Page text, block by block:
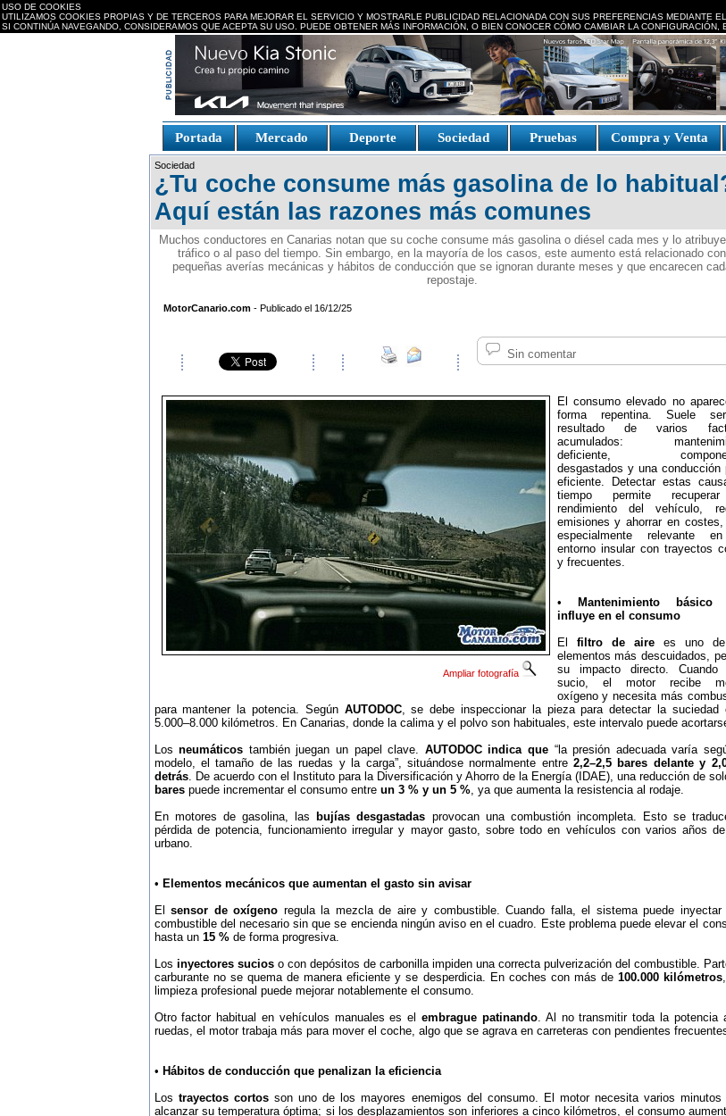
USO DE COOKIES
UTILIZAMOS COOKIES PROPIAS Y DE TERCEROS PARA MEJORAR EL SERVICIO Y MOSTRARLE PUBLICIDAD RELACIONADA CON SUS PREFERENCIAS MEDIANTE
SI CONTINÚA NAVEGANDO, CONSIDERAMOS QUE ACEPTA SU USO. PUEDE OBTENER MÁS INFORMACIÓN, O BIEN CONOCER CÓMO CAMBIAR LA CONFIGURACIÓN,
Portada Mercado Deporte Sociedad Pruebas Compra y Venta
Fake Watches
Sociedad
¿Tu coche consume más gasolina de lo
Aquí están las razones más comunes
Muchos conductores en Canarias notan que su coche consume más gasolina o diésel cada mes y lo
tráfico o al paso del tiempo. Sin embargo, en la mayoría de los casos, este aumento está relacionado con
pequeñas averías mecánicas y hábitos de conducción que se ignoran durante meses y que encarecen
repostaje.
MotorCanario.com- Publicado el 16/12/25
Sin comentar
Ampliar fotografía
El consumo elevado no
forma repentina. Suele
resultado de varios
acumulados:
deficiente,
desgastados y una conducción
eficiente. Detectar estas
tiempo permite
rendimiento del vehículo,
emisiones y ahorrar en costes,
especialmente relevante
entorno insular con trayectos
y frecuentes.
•
Mantenimiento básico
influye en el consumo
El filtro de airees uno
elementos más descuidados,
su impacto directo. Cuando
sucio, el motor recibe
oxígeno y necesita más
para mantener la potencia. Según AUTODOC, se debe inspeccionar la pieza para detectar la suciedad
5.000–8.000 kilómetros. En Canarias, donde la calima y el polvo son habituales, este intervalo puede
Losneumáticos también juegan un papel clave. AUTODOC indica que“la presión adecuada varía
modelo, el tamaño de las ruedas y la carga”, situándose normalmente entre 2,2–2,5 bares delante y
detrás. De acuerdo con el Instituto para la Diversificación y Ahorro de la Energía (IDAE), una reducción de
barespuede incrementar el consumo entre un 3 % y un 5 %, ya que aumenta la resistencia al rodaje.
En motores de gasolina, las
bujías desgastadas provocan una combustión incompleta. Esto se
pérdida de potencia, funcionamiento irregular y mayor gasto, sobre todo en vehículos con varios años
urbano.
• Elementos mecánicos que aumentan el gasto sin avisar
Elsensor de oxígeno regula la mezcla de aire y combustible. Cuando falla, el sistema puede inyectar
combustible del necesario sin que se encienda ningún aviso en el cuadro. Este problema puede elevar el
hasta un 15 %de forma progresiva.
Los inyectores sucioso con depósitos de carbonilla impiden una correcta pulverización del combustible.
carburante no se quema de manera eficiente y se desperdicia. En coches con más de100.000 kilómetros
limpieza profesional puede mejorar notablemente el consumo.
Otro factor habitual en vehículos manuales es elembrague patinando. Al no transmitir toda la potencia
ruedas, el motor trabaja más para mover el coche, algo que se agrava en carreteras con pendientes
• Hábitos de conducción que penalizan la eficiencia
Los trayectos cortosson uno de los mayores enemigos del consumo. El motor necesita varios minutos
alcanzar su temperatura óptima; si los desplazamientos son inferiores a cinco kilómetros, el consumo